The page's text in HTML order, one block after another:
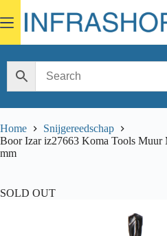
to
content
Home
Snijgereedschap
Boor Izar iz27663 Koma Tools Muur
mm
SOLD OUT